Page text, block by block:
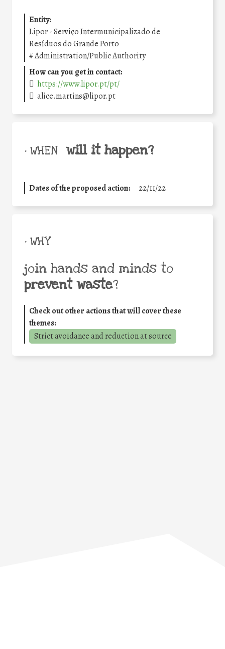
Entity:
Lipor - Serviço Intermunicipalizado de
Resíduos do Grande Porto
#Administration/Public Authority
How can you get in contact:
https://www.lipor.pt/pt/
alice.martins@lipor.pt
• WHEN will it happen?
Dates of the proposed action: 22/11/22
• WHY
join hands and minds to
prevent waste?
Check out other actions that will cover these
themes:
Strict avoidance and reduction at source